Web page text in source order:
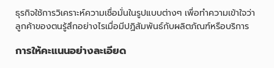
ธุรกิจใช้การวิเคราะห์ความเชื่อมั่นในรูปแบบต่างๆ เพื่อทำความเข้าใจว่า
ลูกค้าของตนรู้สึกอย่างไรเมื่อมีปฏิสัมพันธ์กับผลิตภัณฑ์หรือบริการ
การให้คะแนนอย่างละเอียด